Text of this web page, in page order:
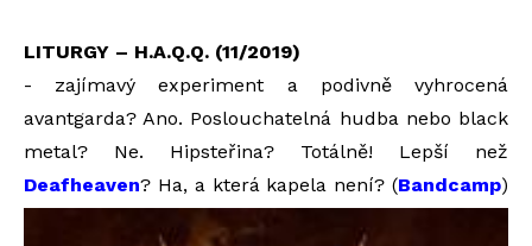
LITURGY – H.A.Q.Q. (11/2019)
- zajímavý experiment a podivně vyhrocená
avantgarda? Ano. Poslouchatelná hudba nebo black
metal? Ne. Hipsteřina? Totálně! Lepší než
Deafheaven? Ha, a která kapela není? (Bandcamp)